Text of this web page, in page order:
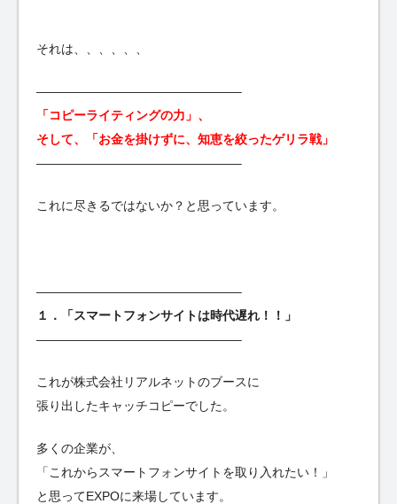
それは、、、、、、
————————————————–
「コピーライティングの力」、
そして、「お金を掛けずに、知恵を絞ったゲリラ戦」
————————————————–
これに尽きるではないか？と思っています。
————————————————–
１．「スマートフォンサイトは時代遅れ！！」
————————————————–
これが株式会社リアルネットのブースに
張り出したキャッチコピーでした。
多くの企業が、
「これからスマートフォンサイトを取り入れたい！」
と思ってEXPOに来場しています。